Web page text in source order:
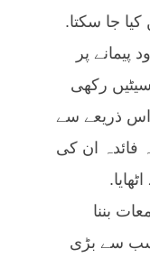
کیا جا سکتا.
پر
رکھی
اس ذریعے سے
ان کی
بننا
سب سے بڑی